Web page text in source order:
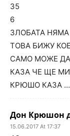
35
6
ЗЛОБАТА
ТОВА БИЖУ
САМО МОЖЕ ДА
КАЗА ЧЕ ЩЕ
КРЮШО КАЗА
Дон Крюшон
15.06.2017 At 17:37